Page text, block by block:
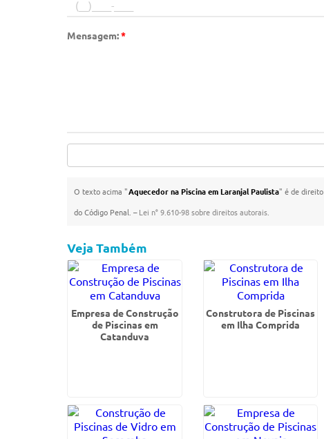
Mensagem:*
O texto acima "Aquecedor na Piscina em Laranjal Paulista" é de
do Código Penal. –Lei n° 9.610-98 sobre direitos autorais
Veja Também
Empresa de Construção
de Piscinas em
Catanduva
Construtora de Piscinas
em Ilha Comprida